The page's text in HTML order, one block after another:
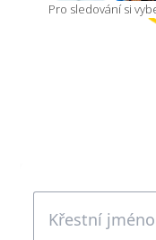
Pro sledování si